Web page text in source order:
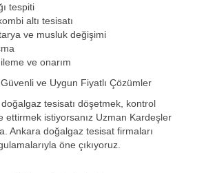
tespiti
altı tesisatı
ve musluk değişimi
ve onarım
ve Uygun Fiyatlı Çözümler
tesisatı döşetmek, kontrol
ettirmek istiyorsanız Uzman Kardeşler
Ankara doğalgaz tesisat firmaları
öne çıkıyoruz.